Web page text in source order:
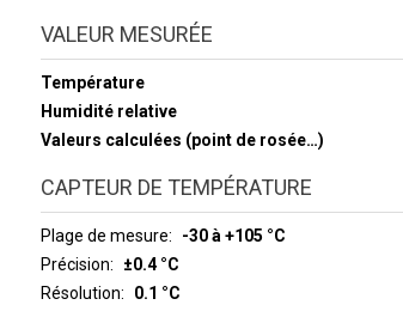
VALEUR MESURÉE
Température
Humidité relative
Valeurs calculées (point de rosée…)
CAPTEUR DE TEMPÉRATURE
Plage de mesure
-30 à +105 °C
Précision
±0.4 °C
Résolution
0.1 °C